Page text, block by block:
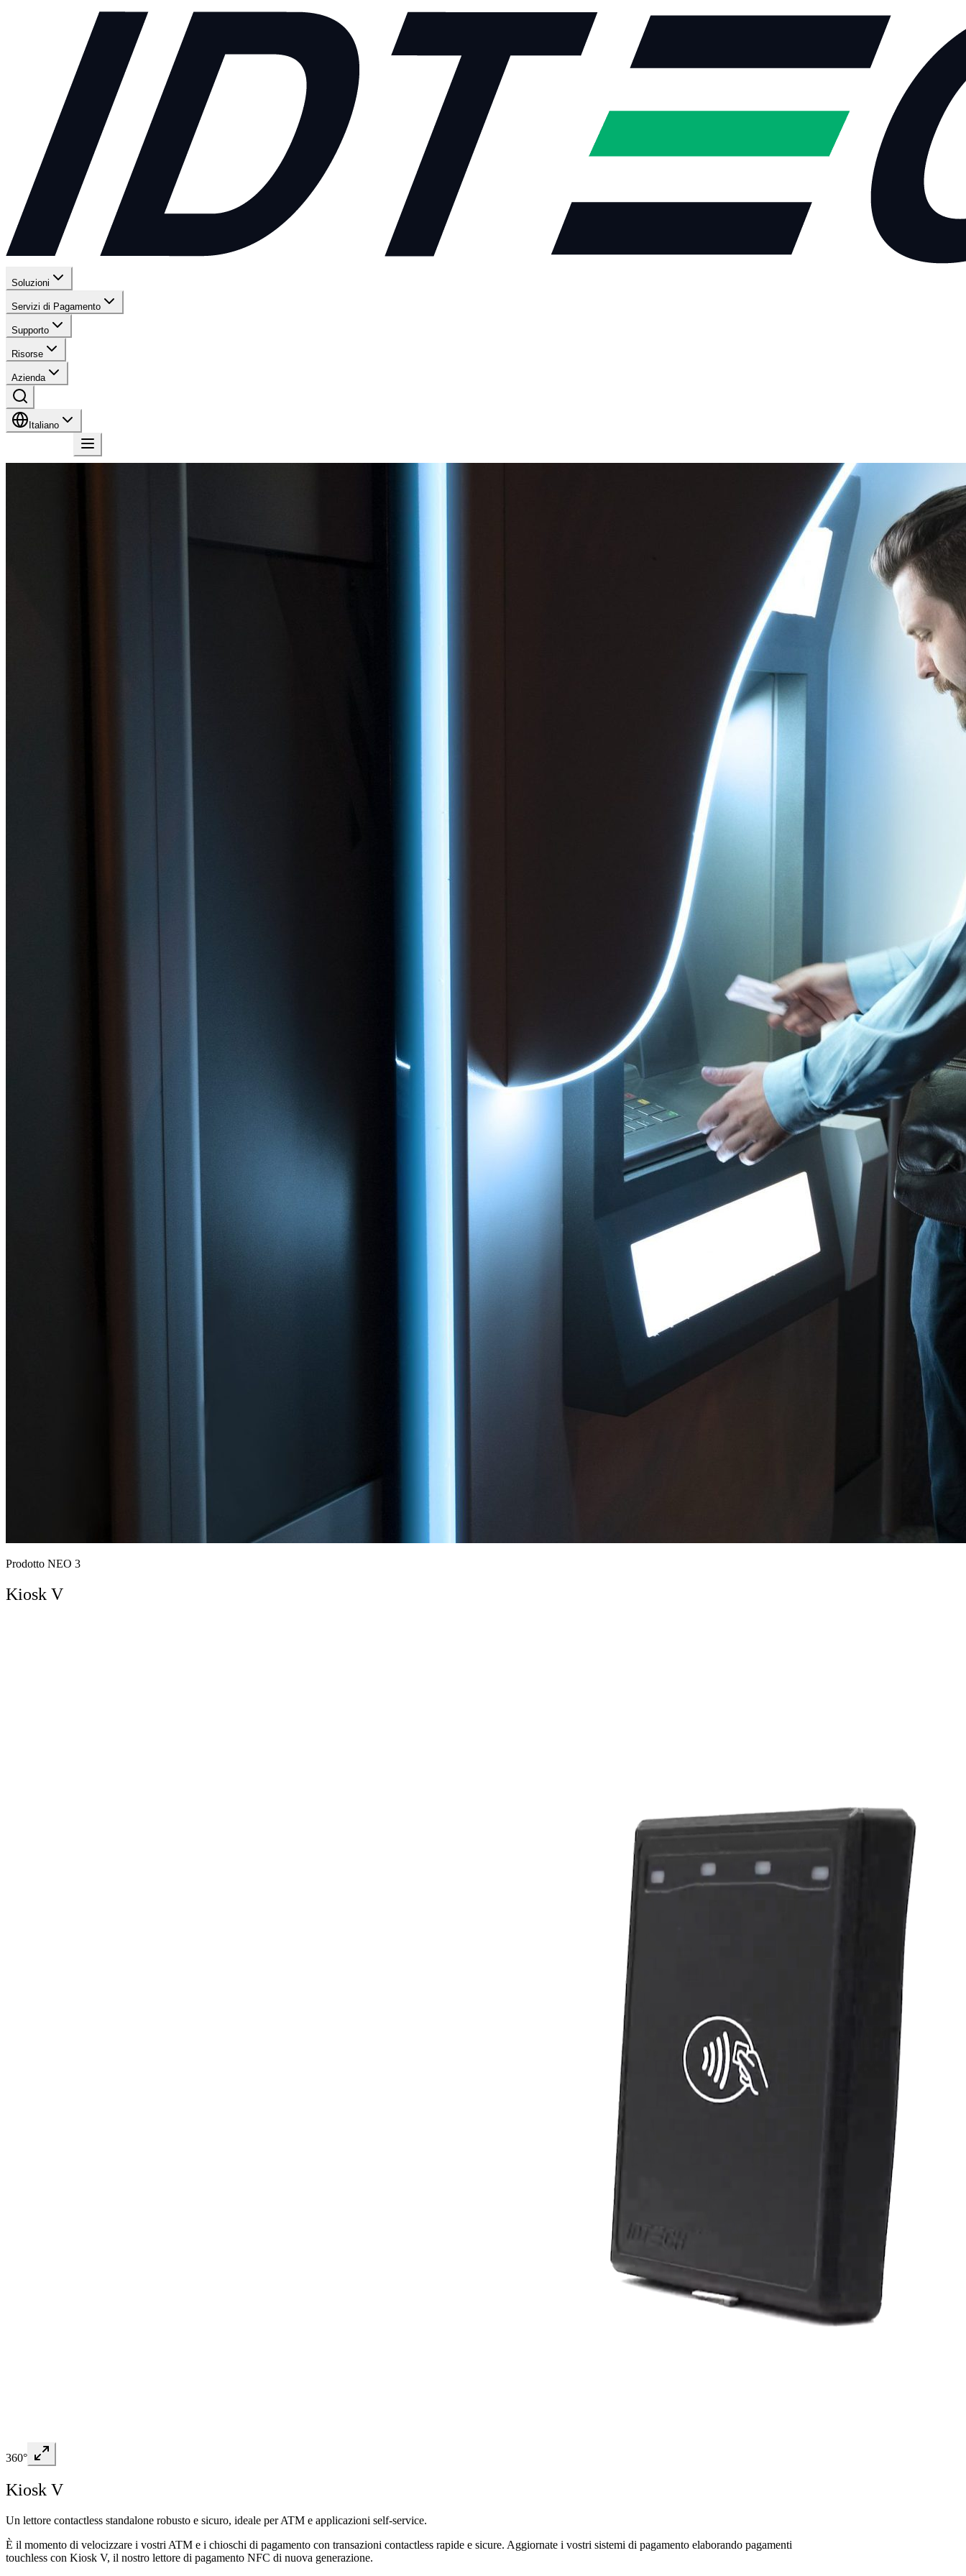
Soluzioni
Servizi di Pagamento
Supporto
Risorse
Azienda
Italiano
Prodotto NEO 3
Kiosk V
360°
Kiosk V
Un lettore contactless standalone robusto e sicuro, ideale per ATM e applicazioni self-service.
È il momento di velocizzare i vostri ATM e i chioschi di pagamento con transazioni contactless rapide e sicure. Aggiornate i vostri sistemi di pagamento elaborando pagamenti
touchless con Kiosk V, il nostro lettore di pagamento NFC di nuova generazione.